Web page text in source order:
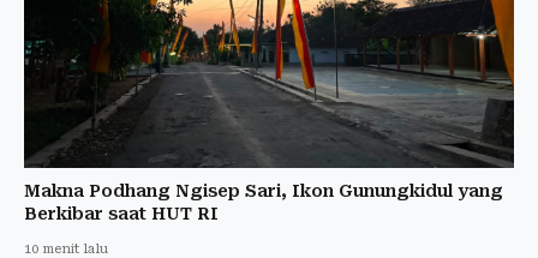
Makna Podhang Ngisep Sari, Ikon Gunungkidul yang
Berkibar saat HUT RI
10 menit lalu